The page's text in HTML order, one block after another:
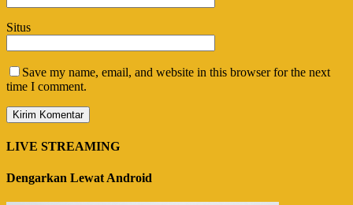
Situs
Save my name, email, and website in this browser for the next
time I comment.
LIVE STREAMING
Dengarkan Lewat Android